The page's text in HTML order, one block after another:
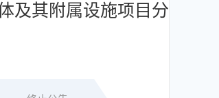
及其附属设施项目分